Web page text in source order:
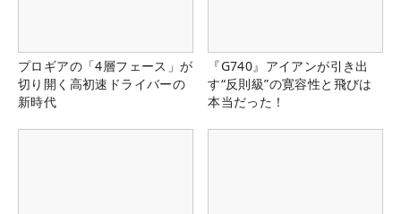
プロギアの「4層フェース」が
切り開く高初速ドライバーの
新時代
『G740』アイアンが引き出
す“反則級”の寛容性と飛びは
本当だった！